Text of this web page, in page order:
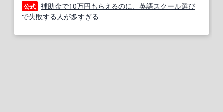
公式 補助金で10万円もらえるのに、英語スクール選び
で失敗する人が多すぎる